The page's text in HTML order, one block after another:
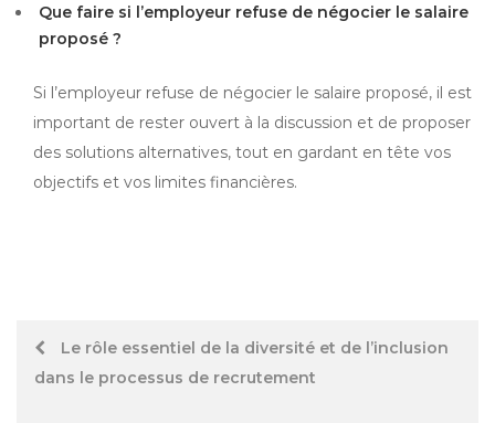
Que faire si l’employeur refuse de négocier le salaire
proposé ?
Si l’employeur refuse de négocier le salaire proposé, il est
important de rester ouvert à la discussion et de proposer
des solutions alternatives, tout en gardant en tête vos
objectifs et vos limites financières.
PostLe rôle essentiel de la diversité et de l’inclusion
dans le processus de recrutement